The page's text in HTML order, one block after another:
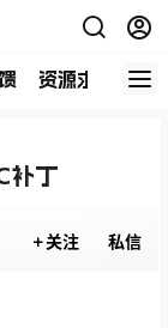
资源求助 商
补丁
关注 私信